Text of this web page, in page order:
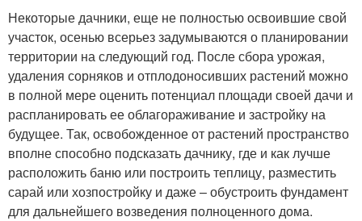
Некоторые дачники, еще не полностью освоившие свой
участок, осенью всерьез задумываются о планировании
территории на следующий год. После сбора урожая,
удаления сорняков и отплодоносивших растений можно
в полной мере оценить потенциал площади своей дачи и
распланировать ее облагораживание и застройку на
будущее. Так, освобожденное от растений пространство
вполне способно подсказать дачнику, где и как лучше
расположить баню или построить теплицу, разместить
сарай или хозпостройку и даже – обустроить фундамент
для дальнейшего возведения полноценного дома.